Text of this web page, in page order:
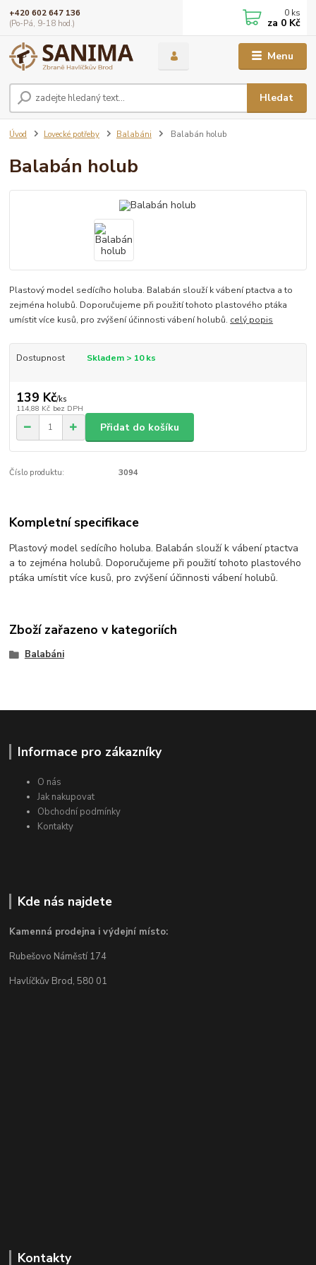
Menu
Hledat
+420 602 647 136
(Po-Pá, 9-18 hod.)
0 ks
za 0 Kč
Úvod Lovecké potřeby Balabáni Balabán holub
Balabán holub
Plastový model sedícího holuba. Balabán slouží k vábení ptactva a to
zejména holubů. Doporučujeme při použití tohoto plastového ptáka
umístit více kusů, pro zvýšení účinnosti vábení holubů. celý popis
Dostupnost Skladem > 10 ks
139 Kč/ks
114,88 Kč bez DPH
Přidat do košíku
Číslo produktu: 3094
Kompletní specifikace
Plastový model sedícího holuba. Balabán slouží k vábení ptactva
a to zejména holubů. Doporučujeme při použití tohoto plastového
ptáka umístit více kusů, pro zvýšení účinnosti vábení holubů.
Zboží zařazeno v kategoriích
Balabáni
Informace pro zákazníky
O nás
Jak nakupovat
Obchodní podmínky
Kontakty
Kde nás najdete
Kamenná prodejna i výdejní místo:
Rubešovo Náměstí 174
Havlíčkův Brod, 580 01
Kontakty